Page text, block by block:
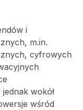
i
m.in.
cyfrowych
wokół
wśród